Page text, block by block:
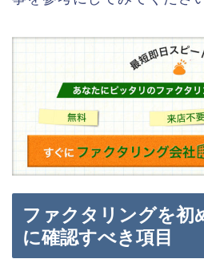
ファクタリングを初
に確認すべき項目